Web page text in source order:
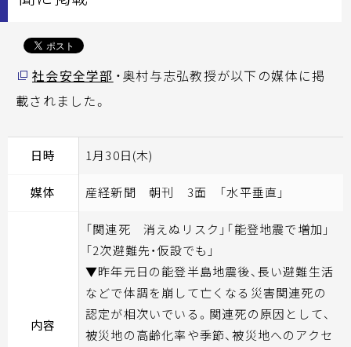
社会安全学部 ・奥村与志弘教授が以下の媒体に掲
載されました。
日時 1月30日(木)
媒体 産経新聞 朝刊 3面 「水平垂直」
内容
「関連死 消えぬリスク」「能登地震で増加」
「2次避難先・仮設でも」
▼昨年元日の能登半島地震後、長い避難生活
などで体調を崩して亡くなる災害関連死の
認定が相次いでいる。関連死の原因として、
被災地の高齢化率や季節、被災地へのアクセ